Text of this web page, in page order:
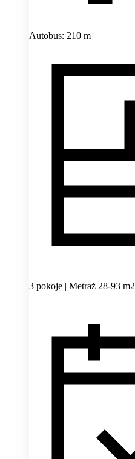
Autobus: 210 m
3 pokoje | Metraż 28-93 m2